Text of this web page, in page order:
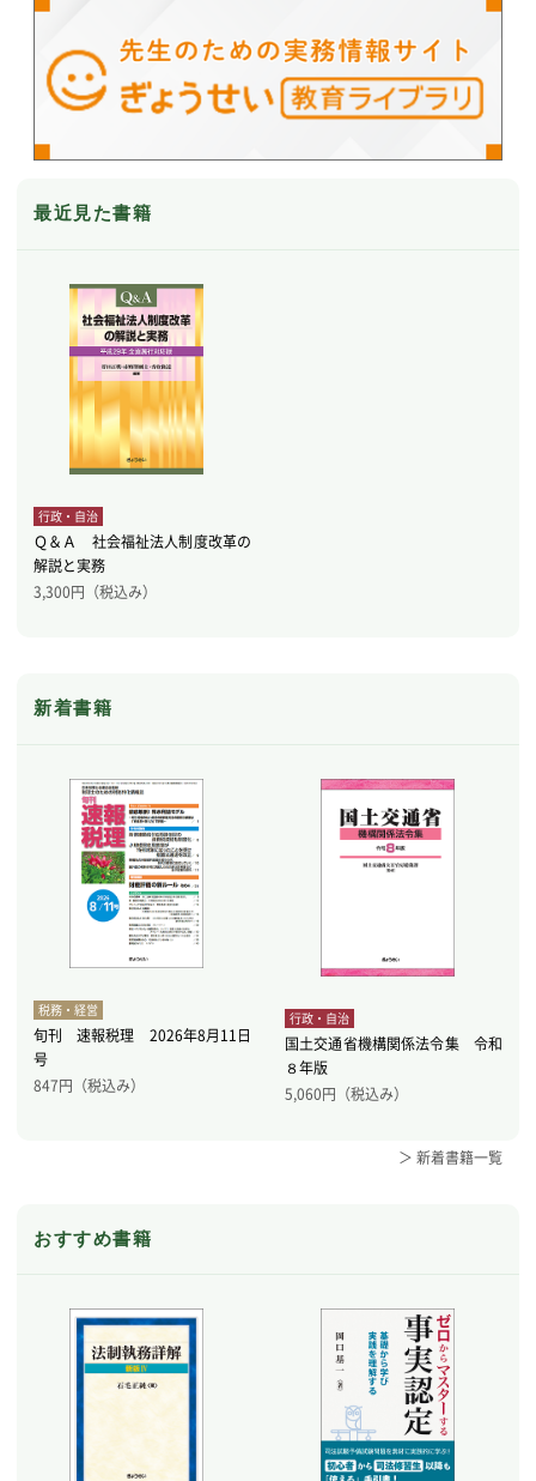
最近見た書籍
行政・自治
Ｑ＆Ａ 社会福祉法人制度改革の
解説と実務
3,300円（税込み）
新着書籍
税務・経営
旬刊 速報税理 2026年8月11日
号
847円（税込み）
行政・自治
国土交通省機構関係法令集 令和
８年版
5,060円（税込み）
＞ 新着書籍一覧
おすすめ書籍